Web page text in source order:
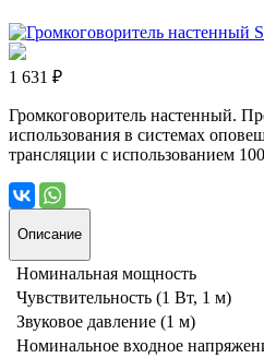
1 631 ₽
Громкоговоритель настенный.
использования в системах
трансляции с использованием
Описание
Номинальная мощность
Чувствительность (1 Вт, 1 м)
Звуковое давление (1 м)
Номинальное входное